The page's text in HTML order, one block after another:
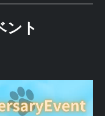
ント